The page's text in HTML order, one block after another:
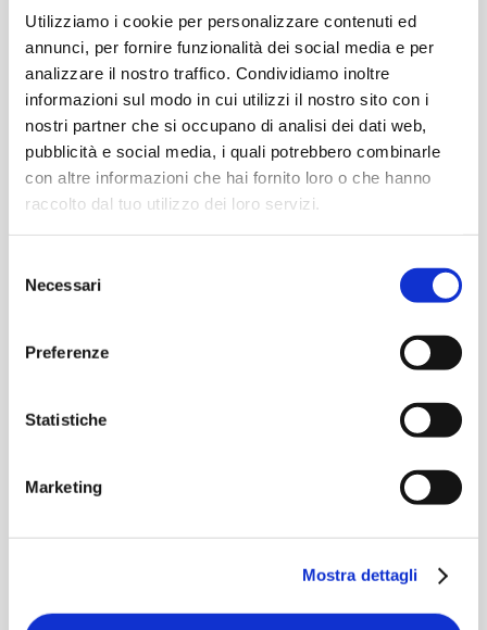
Utilizziamo i cookie per personalizzare contenuti ed
annunci, per fornire funzionalità dei social media e per
analizzare il nostro traffico. Condividiamo inoltre
informazioni sul modo in cui utilizzi il nostro sito con i
nostri partner che si occupano di analisi dei dati web,
pubblicità e social media, i quali potrebbero combinarle
con altre informazioni che hai fornito loro o che hanno
raccolto dal tuo utilizzo dei loro servizi.
delNecessari
Preferenze
Statistiche
Marketing
Mostra dettagli
e personalizzabile, ottimizzata per
tutti i dispositivi.